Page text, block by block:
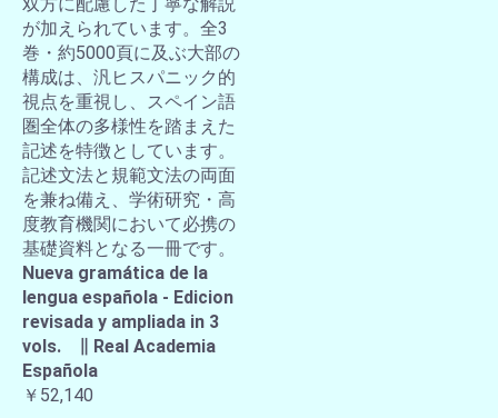
が加えられています。全3
巻・約5000頁に及ぶ大部の
構成は、汎ヒスパニック的
視点を重視し、スペイン語
圏全体の多様性を踏まえた
記述を特徴としています。
記述文法と規範文法の両面
を兼ね備え、学術研究・高
度教育機関において必携の
基礎資料となる一冊です。
Nueva gramática de la
lengua española - Edicion
revisada y ampliada in 3
vols. ∥ Real Academia
Española
￥52,140